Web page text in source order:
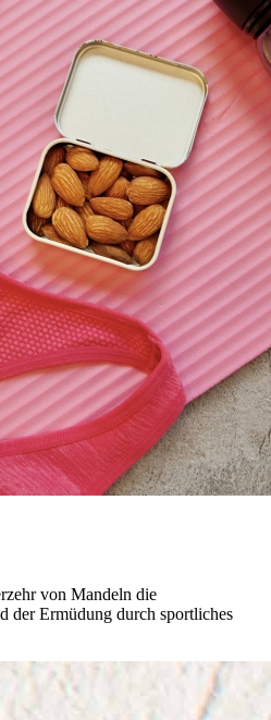
von Mandeln die
der Ermüdung durch sportliches